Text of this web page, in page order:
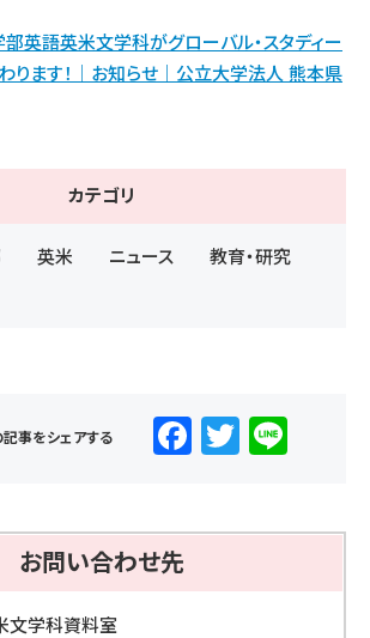
英語英米文学科がグローバル・スタディー
ります！｜お知らせ｜公立大学法人 熊本県
カテゴリ
英米 ニュース
教育・研究
記事をシェアする
F
b
T
お問い合わせ先
文学科資料室